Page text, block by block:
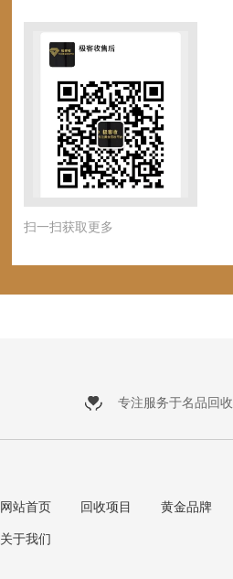
扫一扫获取更多
专注服务于名品回收
网站首页 回收项目 黄金品牌
关于我们